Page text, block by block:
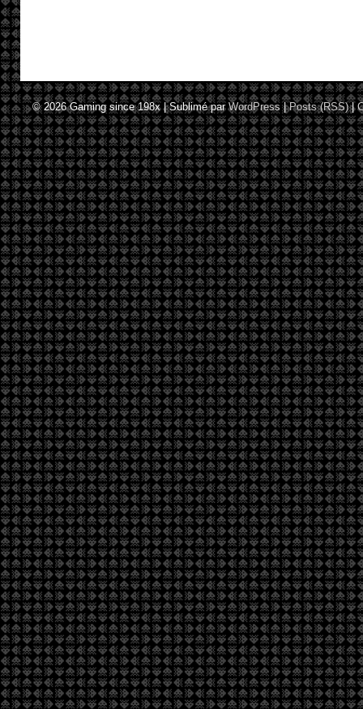
© 2026Gaming since 198x|Sublimé parWordPress |Posts (RSS)|